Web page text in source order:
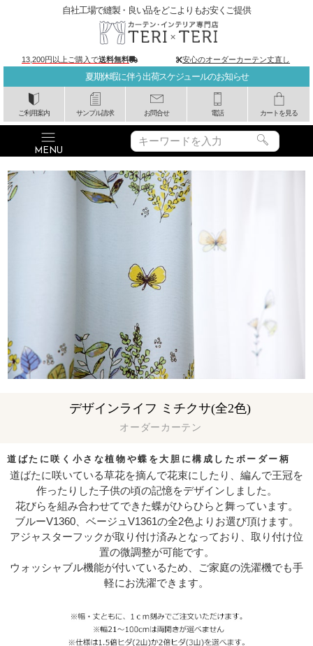
夏期休暇に伴う出荷スケジュールのお知らせ
ご利用案内 サンプル請求 お問合せ 電話 カートを見る
自社工場で縫製・良い品をどこよりもお安くご提供
13,200円以上ご購入で送料無料 安心のオーダーカーテン丈直し
道ばたに咲く小さな植物や蝶を大胆に構成したボーダー柄
オーダーカーテン
デザインライフ ミチクサ(全2色)
道ばたに咲いている草花を摘んで花束にしたり、編んで王冠を
作ったりした子供の頃の記憶をデザインしました。
花びらを組み合わせてできた蝶がひらひらと舞っています。
ブルーV1360、ベージュV1361の全2色よりお選び頂けます。
アジャスターフックが取り付け済みとなっており、取り付け位
置の微調整が可能です。
ウォッシャブル機能が付いているため、ご家庭の洗濯機でも手
軽にお洗濯できます。